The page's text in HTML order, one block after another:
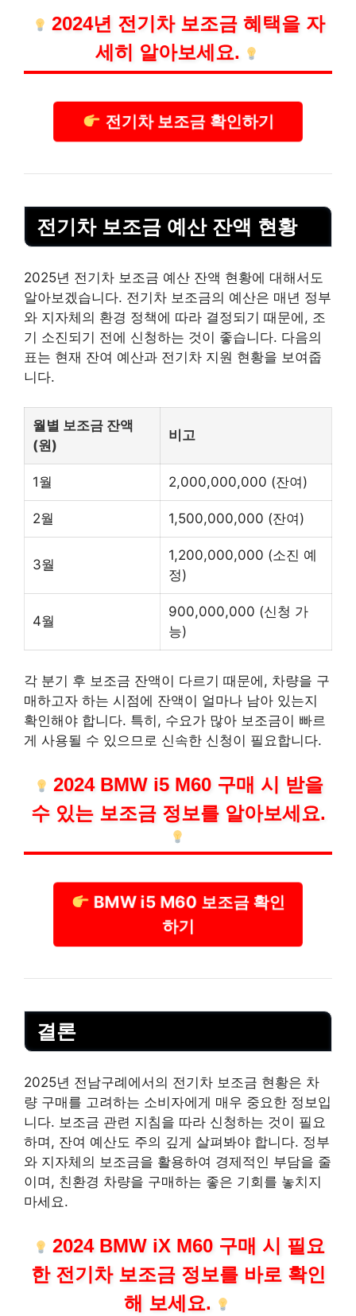
2024년 전기차 보조금 혜택을 자
세히 알아보세요.
전기차 보조금 확인하기
전기차 보조금 예산 잔액 현황
2025년 전기차 보조금 예산 잔액 현황에 대해서도
알아보겠습니다. 전기차 보조금의 예산은 매년 정부
와 지자체의 환경 정책에 따라 결정되기 때문에, 조
기 소진되기 전에 신청하는 것이 좋습니다. 다음의
표는 현재 잔여 예산과 전기차 지원 현황을 보여줍
니다.
월별 보조금 잔액
(원)
비고
1월 2,000,000,000 (잔여)
2월 1,500,000,000 (잔여)
3월
1,200,000,000 (소진 예
정)
4월
900,000,000 (신청 가
능)
각 분기 후 보조금 잔액이 다르기 때문에, 차량을 구
매하고자 하는 시점에 잔액이 얼마나 남아 있는지
확인해야 합니다. 특히, 수요가 많아 보조금이 빠르
게 사용될 수 있으므로 신속한 신청이 필요합니다.
2024 BMW i5 M60 구매 시 받을
수 있는 보조금 정보를 알아보세요.
BMW i5 M60 보조금 확인
하기
결론
2025년 전남구례에서의 전기차 보조금 현황은 차
량 구매를 고려하는 소비자에게 매우 중요한 정보입
니다. 보조금 관련 지침을 따라 신청하는 것이 필요
하며, 잔여 예산도 주의 깊게 살펴봐야 합니다. 정부
와 지자체의 보조금을 활용하여 경제적인 부담을 줄
이며, 친환경 차량을 구매하는 좋은 기회를 놓치지
마세요.
2024 BMW iX M60 구매 시 필요
한 전기차 보조금 정보를 바로 확인
해 보세요.